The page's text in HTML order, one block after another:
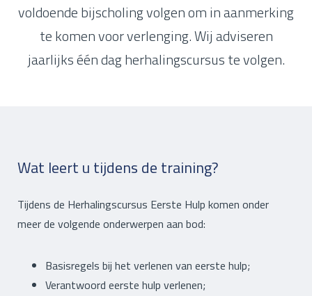
voldoende bijscholing volgen om in aanmerking
te komen voor verlenging. Wij adviseren
jaarlijks één dag herhalingscursus te volgen.
Wat leert u tijdens de training?
Tijdens de Herhalingscursus Eerste Hulp komen onder
meer de volgende onderwerpen aan bod:
Basisregels bij het verlenen van eerste hulp;
Verantwoord eerste hulp verlenen;